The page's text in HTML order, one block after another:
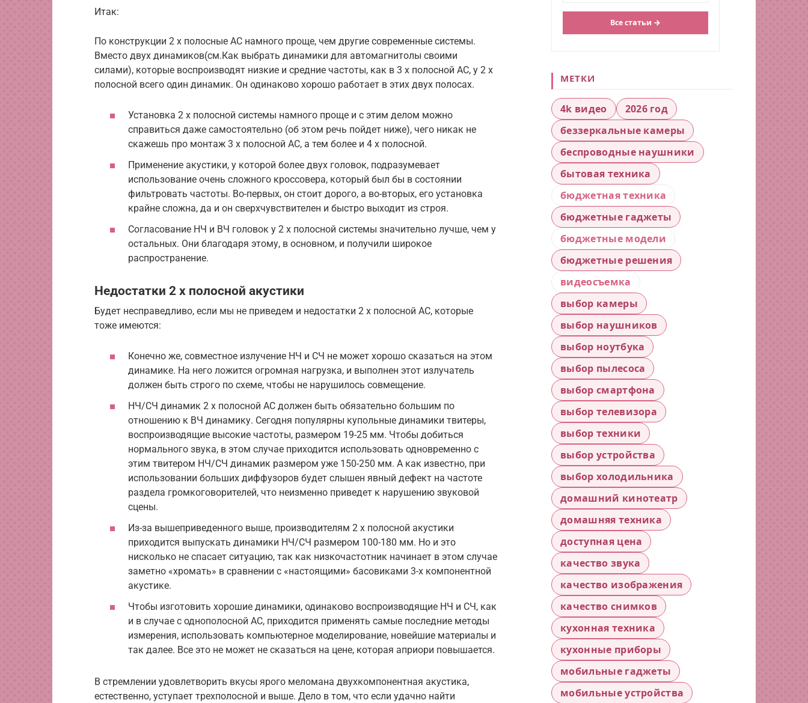
Итак:
По конструкции 2 х полосные АС намного проще, чем другие современные системы.
Вместо двух динамиков(см.Как выбрать динамики для автомагнитолы своими
силами), которые воспроизводят низкие и средние частоты, как в 3 х полосной АС, у 2 х
полосной всего один динамик. Он одинаково хорошо работает в этих двух полосах.
Установка 2 х полосной системы намного проще и с этим делом можно
справиться даже самостоятельно (об этом речь пойдет ниже), чего никак не
скажешь про монтаж 3 х полосной АС, а тем более и 4 х полосной.
Применение акустики, у которой более двух головок, подразумевает
использование очень сложного кроссовера, который был бы в состоянии
фильтровать частоты. Во-первых, он стоит дорого, а во-вторых, его установка
крайне сложна, да и он сверхчувствителен и быстро выходит из строя.
Согласование НЧ и ВЧ головок у 2 х полосной системы значительно лучше, чем у
остальных. Они благодаря этому, в основном, и получили широкое
распространение.
Недостатки 2 х полосной акустики
Будет несправедливо, если мы не приведем и недостатки 2 х полосной АС, которые
тоже имеются:
Конечно же, совместное излучение НЧ и СЧ не может хорошо сказаться на этом
динамике. На него ложится огромная нагрузка, и выполнен этот излучатель
должен быть строго по схеме, чтобы не нарушилось совмещение.
НЧ/СЧ динамик 2 х полосной АС должен быть обязательно большим по
отношению к ВЧ динамику. Сегодня популярны купольные динамики твитеры,
воспроизводящие высокие частоты, размером 19-25 мм. Чтобы добиться
нормального звука, в этом случае приходится использовать одновременно с
этим твитером НЧ/СЧ динамик размером уже 150-250 мм. А как известно, при
использовании больших диффузоров будет слышен явный дефект на частоте
раздела громкоговорителей, что неизменно приведет к нарушению звуковой
сцены.
Из-за вышеприведенного выше, производителям 2 х полосной акустики
приходится выпускать динамики НЧ/СЧ размером 100-180 мм. Но и это
нисколько не спасает ситуацию, так как низкочастотник начинает в этом случае
заметно «хромать» в сравнении с «настоящими» басовиками 3-х компонентной
акустике.
Чтобы изготовить хорошие динамики, одинаково воспроизводящие НЧ и СЧ, как
и в случае с однополосной АС, приходится применять самые последние методы
измерения, использовать компьютерное моделирование, новейшие материалы и
так далее. Все это не может не сказаться на цене, которая априори повышается.
В стремлении удовлетворить вкусы ярого меломана двухкомпонентная акустика,
естественно, уступает трехполосной и выше. Дело в том, что если удачно найти
Все статьи →
МЕТКИ
4k видео
2026 год
беззеркальные камеры
беспроводные наушники
бытовая техника
бюджетная техника
бюджетные гаджеты
бюджетные модели
бюджетные решения
видеосъемка
выбор камеры
выбор наушников
выбор ноутбука
выбор пылесоса
выбор смартфона
выбор телевизора
выбор техники
выбор устройства
выбор холодильника
домашний кинотеатр
домашняя техника
доступная цена
качество звука
качество изображения
качество снимков
кухонная техника
кухонные приборы
мобильные гаджеты
мобильные устройства